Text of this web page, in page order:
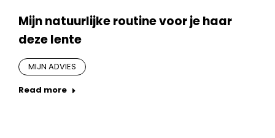
Mijn natuurlijke routine voor je haar
deze lente
MIJN ADVIES
Read more